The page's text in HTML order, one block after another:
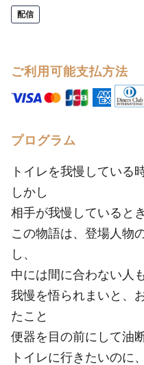
配信
ご利用可能支払方法
プログラム
トイレを我慢している
しかし
相手が我慢していると
この物語は、登場人物
し、
中には間に合わない人
我慢を悟られまいと、
たこと
便器を目の前にして油
トイレに行きたいのに